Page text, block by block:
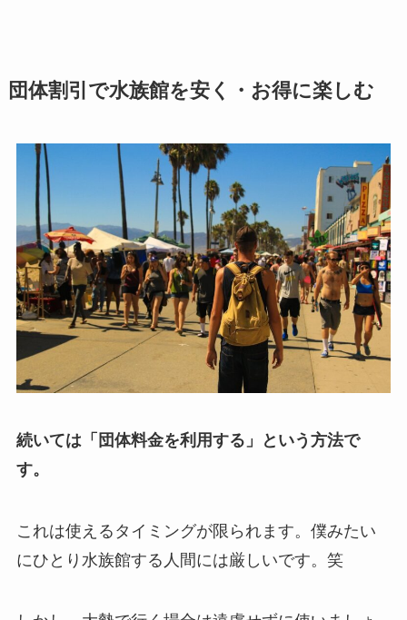
団体割引で水族館を安く・お得に楽しむ
続いては「団体料金を利用する」という方法で
す。
これは使えるタイミングが限られます。僕みたい
にひとり水族館する人間には厳しいです。笑